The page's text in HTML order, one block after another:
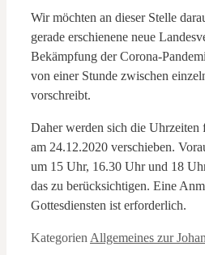
Wir möchten an dieser Stelle
gerade erschienene neue
Bekämpfung der Corona-
von einer Stunde zwischen
vorschreibt.
Daher werden sich die Uhrzeiten
am 24.12.2020 verschieben.
um 15 Uhr, 16.30 Uhr und 18
das zu berücksichtigen. Eine
Gottesdiensten ist erforderlich.
KategorienAllgemeines zur